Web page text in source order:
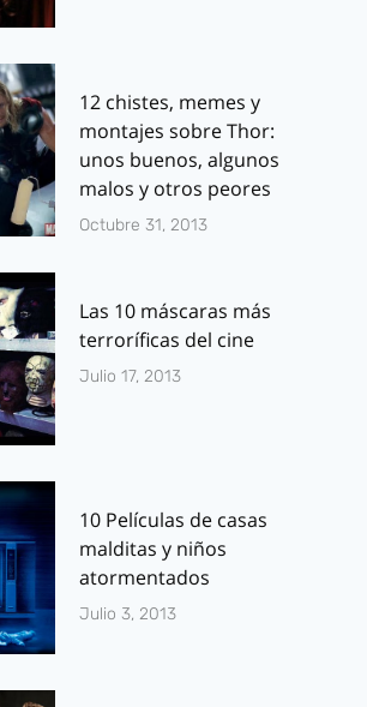
12 chistes, memes y
montajes sobre Thor:
unos buenos, algunos
malos y otros peores
Octubre 31, 2013
Las 10 máscaras más
terroríficas del cine
Julio 17, 2013
10 Películas de casas
malditas y niños
atormentados
Julio 3, 2013